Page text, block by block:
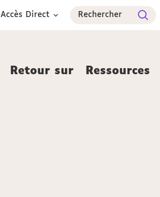
Accès Direct Rechercher
Retour sur Ressources